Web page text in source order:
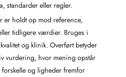
standarder eller regler.
er holdt op mod reference,
tidligere værdier. Bruges i
og klinik. Overført betyder
vurdering, hvor mening opstår
forskelle og ligheder fremfor